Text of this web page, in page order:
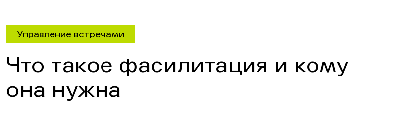
Управление встречами
Что такое фасилитация и кому
она нужна